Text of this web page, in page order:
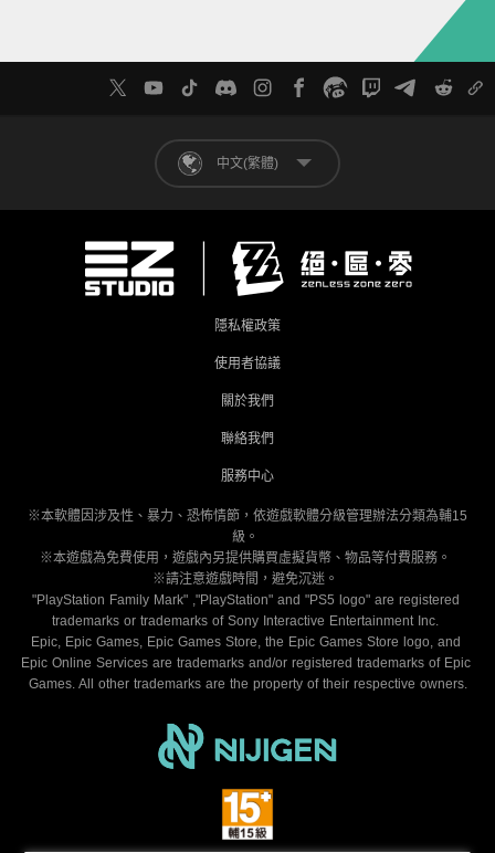
隱私權政策
使用者協議
關於我們
聯絡我們
服務中心
※本軟體因涉及性、暴力、恐怖情節，依遊戲軟體分級管理辦法分類為輔15
級。
※本遊戲為免費使用，遊戲內另提供購買虛擬貨幣、物品等付費服務。
※請注意遊戲時間，避免沉迷。
"PlayStation Family Mark" ,"PlayStation" and "PS5 logo" are registered
trademarks or trademarks of Sony Interactive Entertainment Inc.
Epic, Epic Games, Epic Games Store, the Epic Games Store logo, and
Epic Online Services are trademarks and/or registered trademarks of Epic
Games. All other trademarks are the property of their respective owners.
中文(繁體)